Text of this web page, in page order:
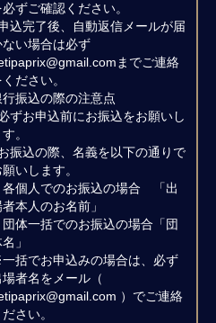
必ずご確認ください。
込完了後、自動返信メールが届
ない場合は必ず
までご連絡
ださい。
行振込の際の注意点
ずお申込前にお振込をお願いし
。
振込の際、名義を以下の通りで
願いします。
各個人でのお振込の場合 「出
本人のお名前」
団体一括でのお振込の場合「団
」
括でお申込みの場合は、必ず
場者名をメール（
）でご連絡
ださい。